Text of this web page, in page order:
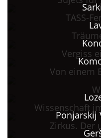
TASS-
Vergiss
Von einem
Wissenschaft
Ponjarskij
Zirkus. Der